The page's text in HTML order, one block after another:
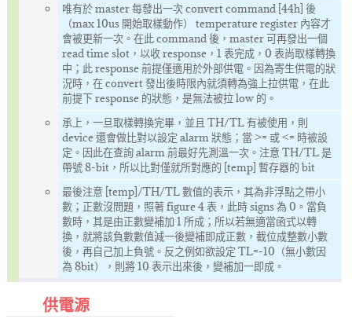
唯有於 master 每發出一次 convert command [44h] 後
（max 10us 開始取樣動作） temperature register 內容才
會被更新一次。在此 command 後，master 可再發出一個
read time slot，以收 response，1 表完成，0 表尚取樣轉換
中；此 response 前提僅適用於外部供電。因為寄生供電的狀
況時，在 convert 發出後時限內就須轉為強上拉供電，在此
前提下 response 的狀態，是無法被拉 low 的。
承上，一旦取樣轉換完畢，並且 TH/TL 有被使用，則
device 還會做比對以設定 alarm 狀態；當 >= 或 <= 時被設
定。因此在查詢 alarm 前最好先測溫一次。注意 TH/TL 是
帶號 8-bit，所以比對僅就所對應的 [temp] 暫存器的 bit
最後注意 [temp]/TH/TL 數值的表示，其為非浮點之帶小
數；正數沒問題，照著 figure 4 表，此時 signs 為 0。當負
數時，其是由正數變補加 1 所成；所以若無適當函式以轉
換，就將該負數數值減一後變補即成正數，截位成整數小數
後，再自己加上負號。反之例如欲設定 TL=-10（無小數因
為 8bit），則將 10 表示出來後，變補加一即成。
供電源